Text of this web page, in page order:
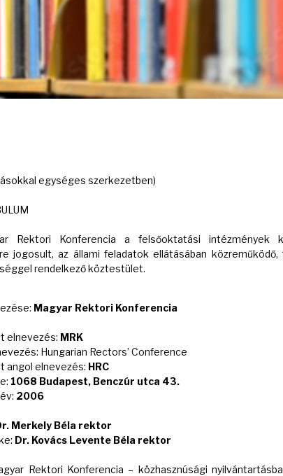
egységes szerkezetben)
Rektori Konferencia a felsőoktatási intézmények
jogosult, az állami feladatok ellátásában
rendelkező köztestület.
Magyar Rektori Konferencia
elnevezés: MRK
Hungarian Rectors’ Conference
angol elnevezés: HRC
1068 Budapest, Benczúr utca 43.
2006
Merkely Béla rektor
Dr. Kovács Levente Béla rektor
Rektori Konferencia – közhasznúsági